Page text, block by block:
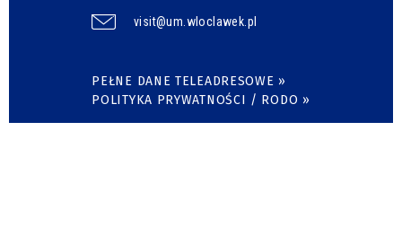
visit@um.wloclawek.pl
PEŁNE DANE TELEADRESOWE »
POLITYKA PRYWATNOŚCI / RODO »